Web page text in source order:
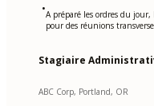
•A préparé les ordres du
pour des réunions
Stagiaire
ABC Corp, Portland, OR